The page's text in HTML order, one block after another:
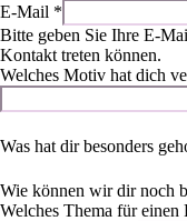
E-Mail *
Bitte geben Sie Ihre E-
Kontakt treten können.
Welches Motiv hat dich
Was hat dir besonders
Wie können wir dir noch
Welches Thema für